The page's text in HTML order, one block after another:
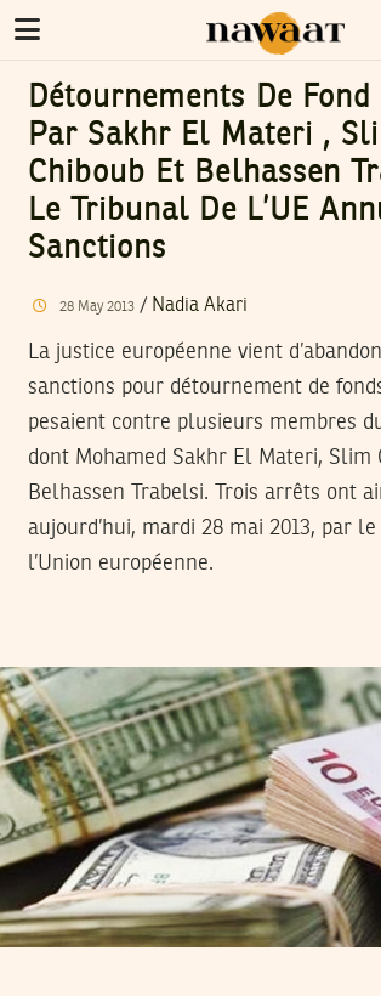
Détournements De
Par Sakhr El Materi ,
Chiboub Et Belhassen
Le Tribunal De L’UE
Sanctions
28 May 2013/ Nadia Akari
La justice européenne vient
sanctions pour détournement de
pesaient contre plusieurs membres
dont Mohamed Sakhr El Materi, Slim
Belhassen Trabelsi. Trois arrêts ont
aujourd’hui, mardi 28 mai 2013, par
l’Union européenne.